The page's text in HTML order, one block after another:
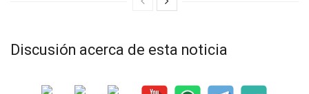
Discusión acerca de esta noticia